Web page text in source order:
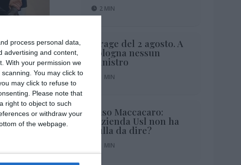
process personal data,
and content,
With your permission we
You may click to
may click to refuse to
Please note that
right to object to such
or withdraw your
of the webpage.
1 MIN
2 MIN
Strage del 2 agosto. A
Bologna nessun
ministro
1 MIN
Caso Maccacaro:
l’Azienda Usl non ha
nulla da dire?
1 MIN